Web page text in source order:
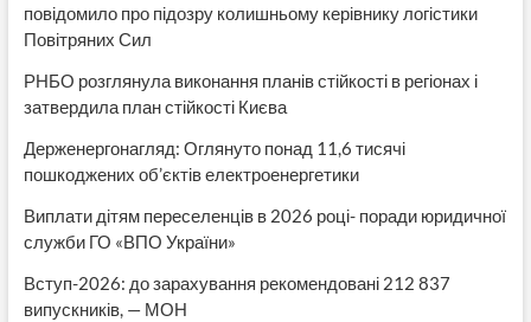
повідомило про підозру колишньому керівнику логістики
Повітряних Сил
РНБО розглянула виконання планів стійкості в регіонах і
затвердила план стійкості Києва
Держенергонагляд: Оглянуто понад 11,6 тисячі
пошкоджених об’єктів електроенергетики
Виплати дітям переселенців в 2026 році- поради юридичної
служби ГО «ВПО України»
Вступ-2026: до зарахування рекомендовані 212 837
випускників, — МОН